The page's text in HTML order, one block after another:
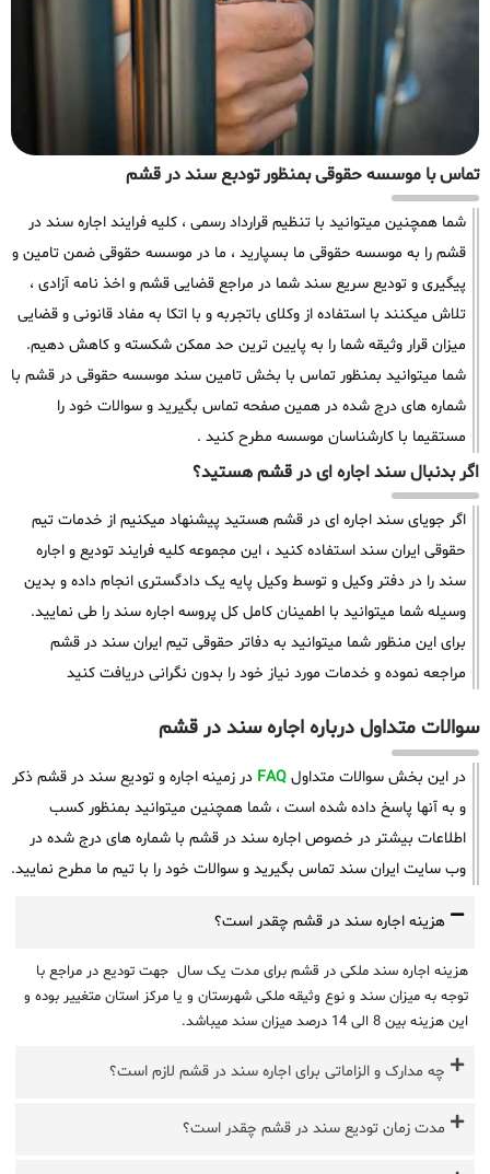
تماس با موسسه حقوقی بمنظور تودبع سند در قشم
شما همچنین میتوانید با تنظیم قرارداد رسمی ، کلیه فرایند اجاره سند در
قشم را به موسسه حقوقی ما بسپارید ، ما در موسسه حقوقی ضمن تامین و
پیگیری و تودیع سریع سند شما در مراجع قضایی قشم و اخذ نامه آزادی ،
تلاش میکنند با استفاده از وکلای باتجربه و با اتکا به مفاد قانونی و قضایی
میزان قرار وثیقه شما را به پایین ترین حد ممکن شکسته و کاهش دهیم.
شما میتوانید بمنظور تماس با بخش تامین سند موسسه حقوقی در قشم با
شماره های درج شده در همین صفحه تماس بگیرید و سوالات خود را
مستقیما با کارشناسان موسسه مطرح کنید .
اگر بدنبال سند اجاره ای در قشم هستید؟
اگر جویای سند اجاره ای در قشم هستید پیشنهاد میکنیم از خدمات تیم
حقوقی ایران سند استفاده کنید ، این مجموعه کلیه فرایند تودیع و اجاره
سند را در دفتر وکیل و توسط وکیل پایه یک دادگستری انجام داده و بدین
وسیله شما میتوانید با اطمینان کامل کل پروسه اجاره سند را طی نمایید.
برای این منظور شما میتوانید به دفاتر حقوقی تیم ایران سند در قشم
مراجعه نموده و خدمات مورد نیاز خود را بدون نگرانی دریافت کنید
سوالات متداول درباره اجاره سند در قشم
در این بخش سوالات متداول FAQ در زمینه اجاره و تودیع سند در قشم ذکر
و به آنها پاسخ داده شده است ، شما همچنین میتوانید بمنظور کسب
اطلاعات بیشتر در خصوص اجاره سند در قشم با شماره های درج شده در
وب سایت ایران سند تماس بگیرید و سوالات خود را با تیم ما مطرح نمایید.
هزینه اجاره سند در قشم چقدر است؟
هزینه اجاره سند ملکی در قشم برای مدت یک سال جهت تودیع در مراجع با
توجه به میزان سند و نوع وثیقه ملکی شهرستان و یا مرکز استان متغییر بوده و
این هزینه بین 8 الی 14 درصد میزان سند میباشد.
چه مدارک و الزاماتی برای اجاره سند در قشم لازم است؟
مدت زمان تودیع سند در قشم چقدر است؟